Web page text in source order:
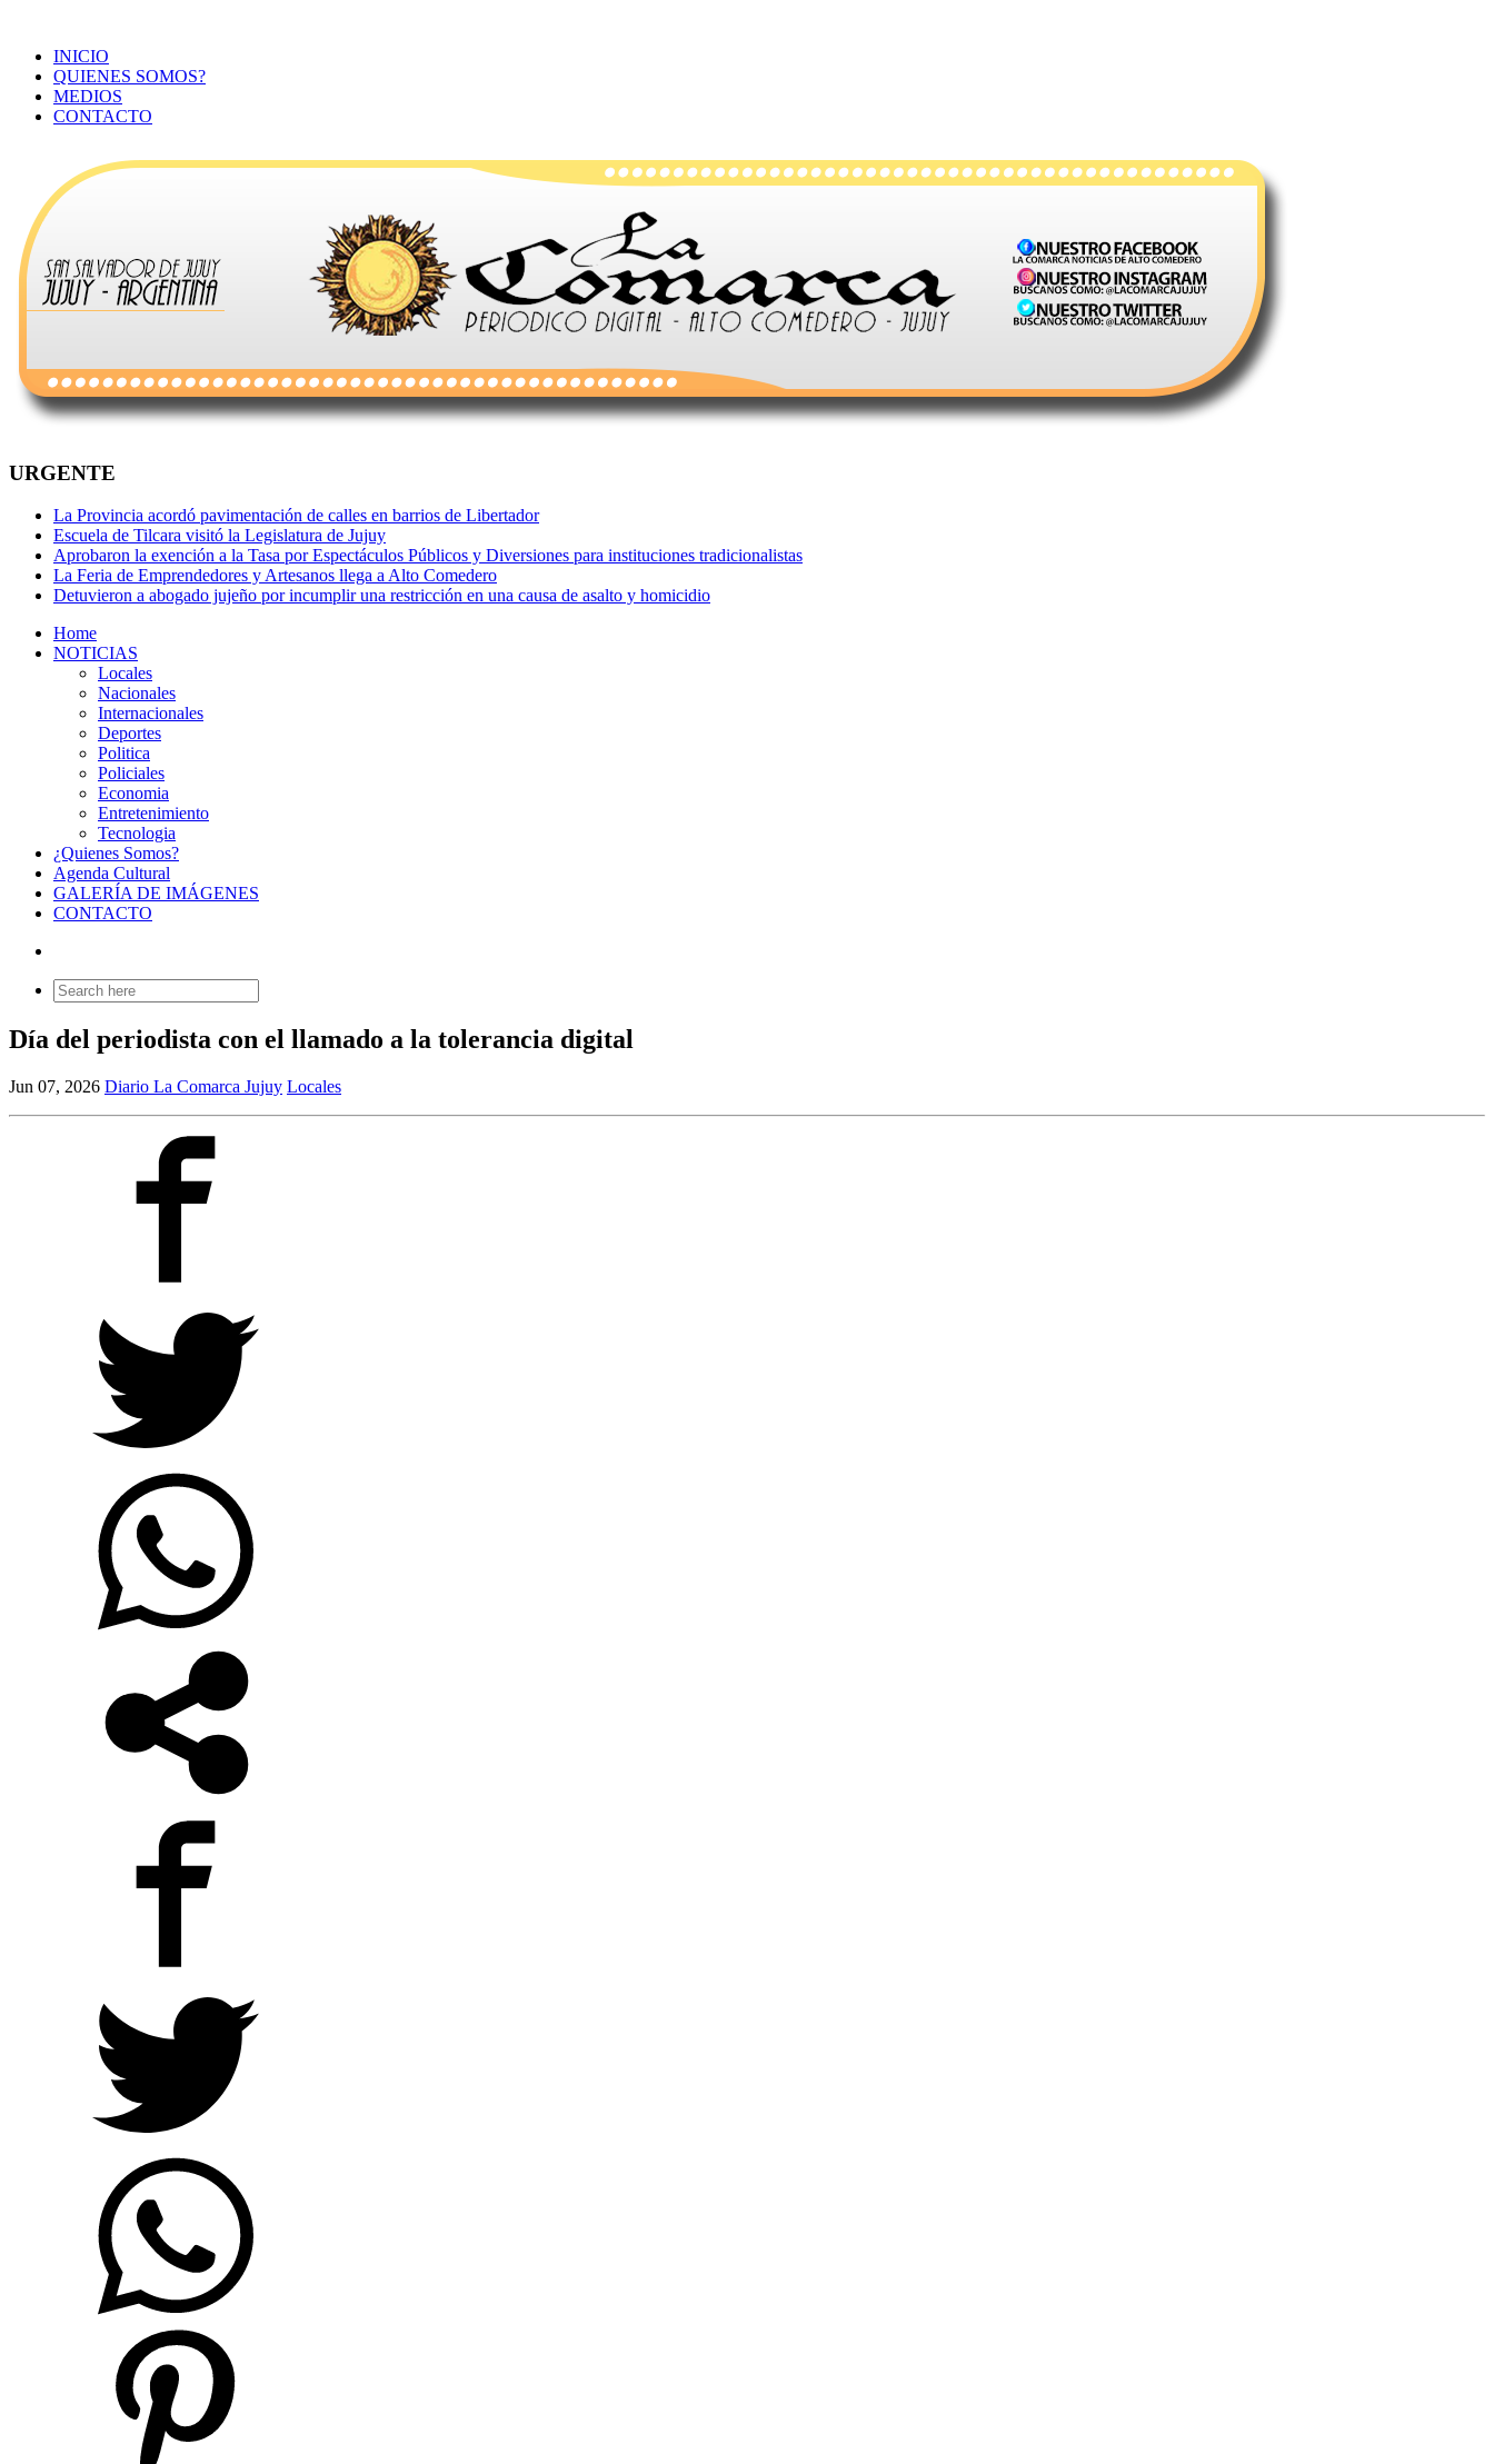
INICIO
QUIENES SOMOS?
MEDIOS
CONTACTO
URGENTE
La Provincia acordó pavimentación de calles en barrios de Libertador
Escuela de Tilcara visitó la Legislatura de Jujuy
Aprobaron la exención a la Tasa por Espectáculos Públicos y Diversiones para instituciones tradicionalistas
La Feria de Emprendedores y Artesanos llega a Alto Comedero
Detuvieron a abogado jujeño por incumplir una restricción en una causa de asalto y homicidio
Home
NOTICIAS
Locales
Nacionales
Internacionales
Deportes
Politica
Policiales
Economia
Entretenimiento
Tecnologia
¿Quienes Somos?
Agenda Cultural
GALERÍA DE IMÁGENES
CONTACTO
Search
for:
Día del periodista con el llamado a la tolerancia digital
Jun 07, 2026 Diario La Comarca Jujuy Locales